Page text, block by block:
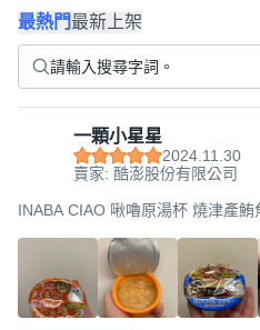
最熱門最新上架
一顆小星星
2024.11.30
賣家: 酷澎股份有限公司
INABA CIAO 啾嚕原湯杯 燒津產鮪